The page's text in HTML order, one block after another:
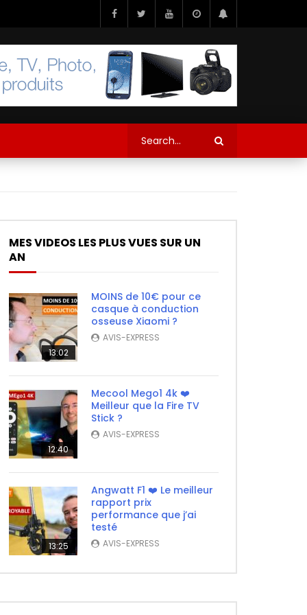
MES VIDEOS LES PLUS VUES SUR UN
AN
13:02
MOINS de 10€ pour ce
casque à conduction
osseuse Xiaomi ?
AVIS-EXPRESS
12:40
Mecool Mego1 4k ❤️
Meilleur que la Fire TV
Stick ?
AVIS-EXPRESS
13:25
Angwatt F1 ❤️ Le meilleur
rapport prix
performance que j’ai
testé
AVIS-EXPRESS